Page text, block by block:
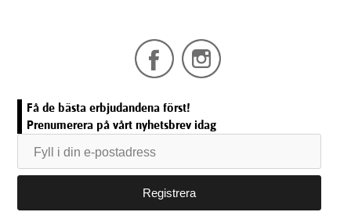
Få de bästa erbjudandena först!
Prenumerera på vårt nyhetsbrev idag